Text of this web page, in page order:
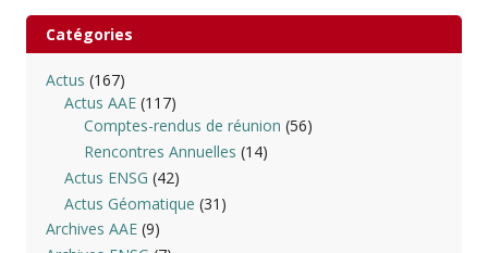
Catégories
Actus (167)
Actus AAE (117)
Comptes-rendus de réunion (56)
Rencontres Annuelles (14)
Actus ENSG (42)
Actus Géomatique (31)
Archives AAE(9)